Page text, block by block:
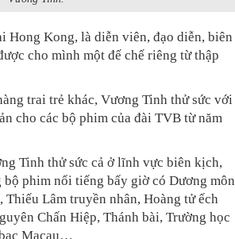
Hong Kong, là diễn viên, đạo diễn, biên
cho mình một đế chế riêng từ thập
trai trẻ khác, Vương Tinh thử sức với
cho các bộ phim của đài TVB từ năm
Tinh thử sức cả ở lĩnh vực biên kịch,
phim nổi tiếng bấy giờ có Dương môn
Lâm truyền nhân, Hoàng tử ếch
Chấn Hiệp, Thánh bài, Trường học
Macau…